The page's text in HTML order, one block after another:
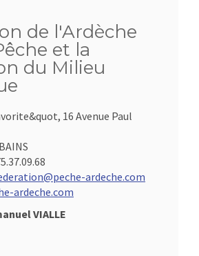
de l'Ardèche
et la
du Milieu
16 Avenue Paul
ardeche.com
ardeche.com
VIALLE